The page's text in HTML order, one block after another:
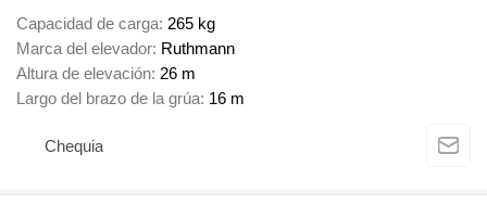
Capacidad de carga 265 kg
Marca del elevador Ruthmann
Altura de elevación 26 m
Largo del brazo de la grúa 16 m
Chequia